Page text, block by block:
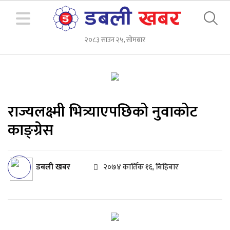
२०८३ साउन २५, सोमबार
राज्यलक्ष्मी भित्र्याएपछिको नुवाकोट
काङ्ग्रेस
डबली खबर २०७४ कार्तिक १६, बिहिबार